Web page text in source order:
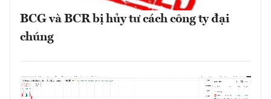
BCG và BCR bị hủy tư cách công ty đại
chúng